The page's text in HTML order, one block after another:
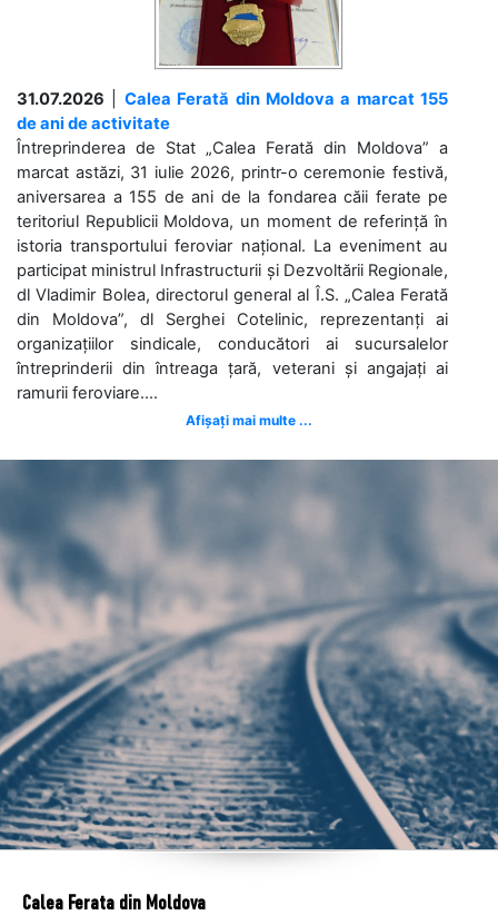
31.07.2026
Calea Ferată din Moldova a marcat 155
de ani de activitate
Întreprinderea de Stat „Calea Ferată din Moldova” a
marcat astăzi, 31 iulie 2026, printr-o ceremonie festivă,
aniversarea a 155 de ani de la fondarea căii ferate pe
teritoriul Republicii Moldova, un moment de referință în
istoria transportului feroviar național. La eveniment au
participat ministrul Infrastructurii și Dezvoltării Regionale,
dl Vladimir Bolea, directorul general al Î.S. „Calea Ferată
din Moldova”, dl Serghei Cotelinic, reprezentanți ai
organizațiilor sindicale, conducători ai sucursalelor
întreprinderii din întreaga țară, veterani și angajați ai
ramurii feroviare....
Afișați mai multe ...
Calea Ferata din Moldova